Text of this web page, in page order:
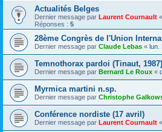
Actualités Belges
Dernier message par Laurent Cournault «
Réponses : 5
28ème Congrès de l'Union
Dernier message par Claude Lebas « lun.
Temnothorax pardoi (Tinaut, 1987)
Dernier message par Bernard Le Roux «
Myrmica martini n.sp.
Dernier message par Christophe
Conférence nordiste (17 avril)
Dernier message par Laurent Cournault «